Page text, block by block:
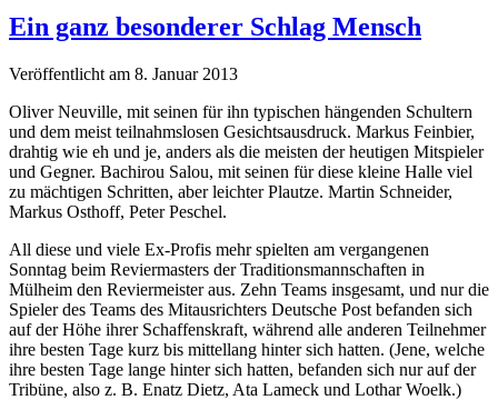
Ein ganz besonderer Schlag Mensch
Veröffentlicht am 8. Januar 2013
Oliver Neuville, mit seinen für ihn typischen hängenden Schultern
und dem meist teilnahmslosen Gesichtsausdruck. Markus Feinbier,
drahtig wie eh und je, anders als die meisten der heutigen Mitspieler
und Gegner. Bachirou Salou, mit seinen für diese kleine Halle viel
zu mächtigen Schritten, aber leichter Plautze. Martin Schneider,
Markus Osthoff, Peter Peschel.
All diese und viele Ex-Profis mehr spielten am vergangenen
Sonntag beim Reviermasters der Traditionsmannschaften in
Mülheim den Reviermeister aus. Zehn Teams insgesamt, und nur die
Spieler des Teams des Mitausrichters Deutsche Post befanden sich
auf der Höhe ihrer Schaffenskraft, während alle anderen Teilnehmer
ihre besten Tage kurz bis mittellang hinter sich hatten. (Jene, welche
ihre besten Tage lange hinter sich hatten, befanden sich nur auf der
Tribüne, also z. B. Enatz Dietz, Ata Lameck und Lothar Woelk.)